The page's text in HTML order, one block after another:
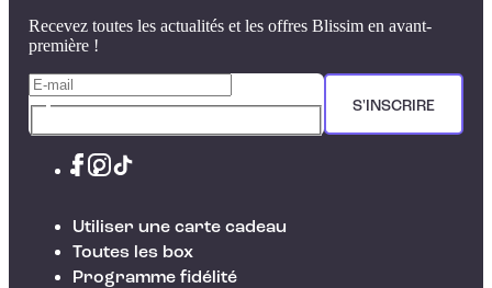
Recevez toutes les actualités et les offres Blissim en avant-
première !
S'INSCRIRE
Utiliser une carte cadeau
Toutes les box
Programme fidélité